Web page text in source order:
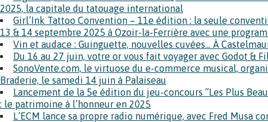
2025, la capitale du tatouage international
Girl’Ink Tattoo Convention – 11e édition : la seule
13 & 14 septembre 2025 à Ozoir-la-Ferrière avec une
Vin et audace : Guinguette, nouvelles cuvées… À
Du 16 au 27 juin, votre or vous fait voyager avec Godot &
SonoVente.com, le virtuose du e-commerce musical,
Braderie, le samedi 14 juin à Palaiseau
Lancement de la 5e édition du jeu-concours “Les Plus
: le patrimoine à l’honneur en 2025
L’ECM lance sa propre radio numérique, avec Fred Musa